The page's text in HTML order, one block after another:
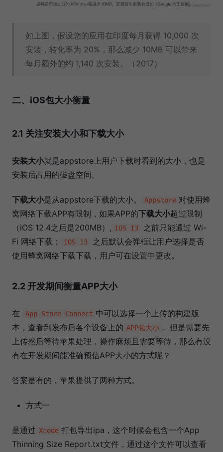
如上图，假设您的应用在印度每月获得 10,000 次
安装，转化率为 20%，那么减少 10MB 可以带来
每月额外的约 1,140 次安装。（2017）
二、iOS包大小衡量
2.1 关注安装大小和下载大小
安装大小就是appstore上用户下载时看到的大小，也是
安装后占用的磁盘空间。
下载大小是从appstore下载的大小。 Appstore 对使用蜂
窝网络下载APP有限制，如果APP的下载大小超过限制
（iOS 12.4之后是200MB）, iOS 13
之前只能通过 Wi-
Fi 网络下载；
iOS 13
之后默认会弹框让用户选择是否
使用蜂窝网络下载下载，用户可在设置中更改。
2.2 开发期间衡量APP大小
在 App Store Connect 中可以选择一个上传的构建版
本，查看到发布后各个设备上的 APP包大小 。但是需要先
上传然后等待苹果处理，操作麻烦且需要等待，那么有没
有在开发期间能准确预估APP大小的方式呢？
答案是有的，苹果提供了两种方式。
方式一
是通过 Xcode 打包导出ipa，这个时候会包含一个App
Thinning Size Report.txt文件，通过这个文件可以查看